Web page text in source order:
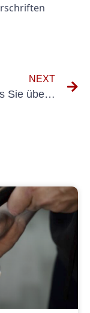
NEXT
Alles, was Sie über die DGUV-Prüfung für ortsveränderliche Geräte wissen müssen